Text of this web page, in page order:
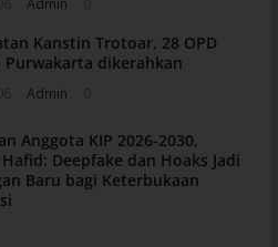
Admin
Kanstin Trotoar, 28 OPD
Purwakarta dikerahkan
Admin
Anggota KIP 2026-2030,
Deepfake dan Hoaks Jadi
Baru bagi Keterbukaan